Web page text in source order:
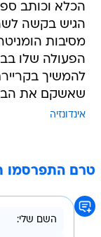
הכלא וכותב
הגיש בקשה
מסיבות
הפעולה שלו
להמשיך
שאשקם את
אינדונזיה
טרם התפרסמו